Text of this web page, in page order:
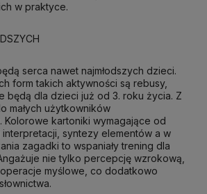
w praktyce.
serca nawet najmłodszych dzieci.
form takich aktywności są rebusy,
będą dla dzieci już od 3. roku życia. Z
małych użytkowników
. Kolorowe kartoniki wymagające od
interpretacji, syntezy elementów a w
zagadki to wspaniały trening dla
nie tylko percepcję wzrokową,
myślowe, co dodatkowo